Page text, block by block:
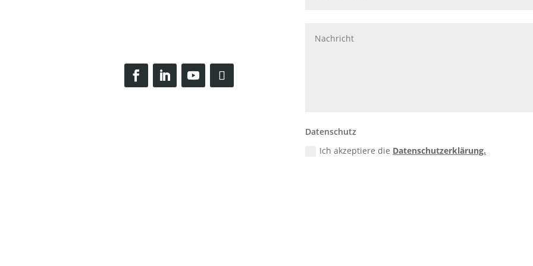
Datenschutz
Ich akzeptiere die Datenschutzerklärung.